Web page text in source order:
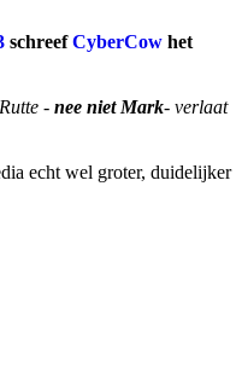
schreefCyberCow het
- nee niet Mark- verlaat
echt wel groter, duidelijker